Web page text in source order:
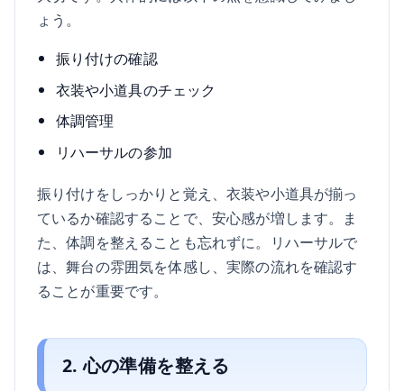
ょう。
振り付けの確認
衣装や小道具のチェック
体調管理
リハーサルの参加
振り付けをしっかりと覚え、衣装や小道具が揃っ
ているか確認することで、安心感が増します。ま
た、体調を整えることも忘れずに。リハーサルで
は、舞台の雰囲気を体感し、実際の流れを確認す
ることが重要です。
2. 心の準備を整える